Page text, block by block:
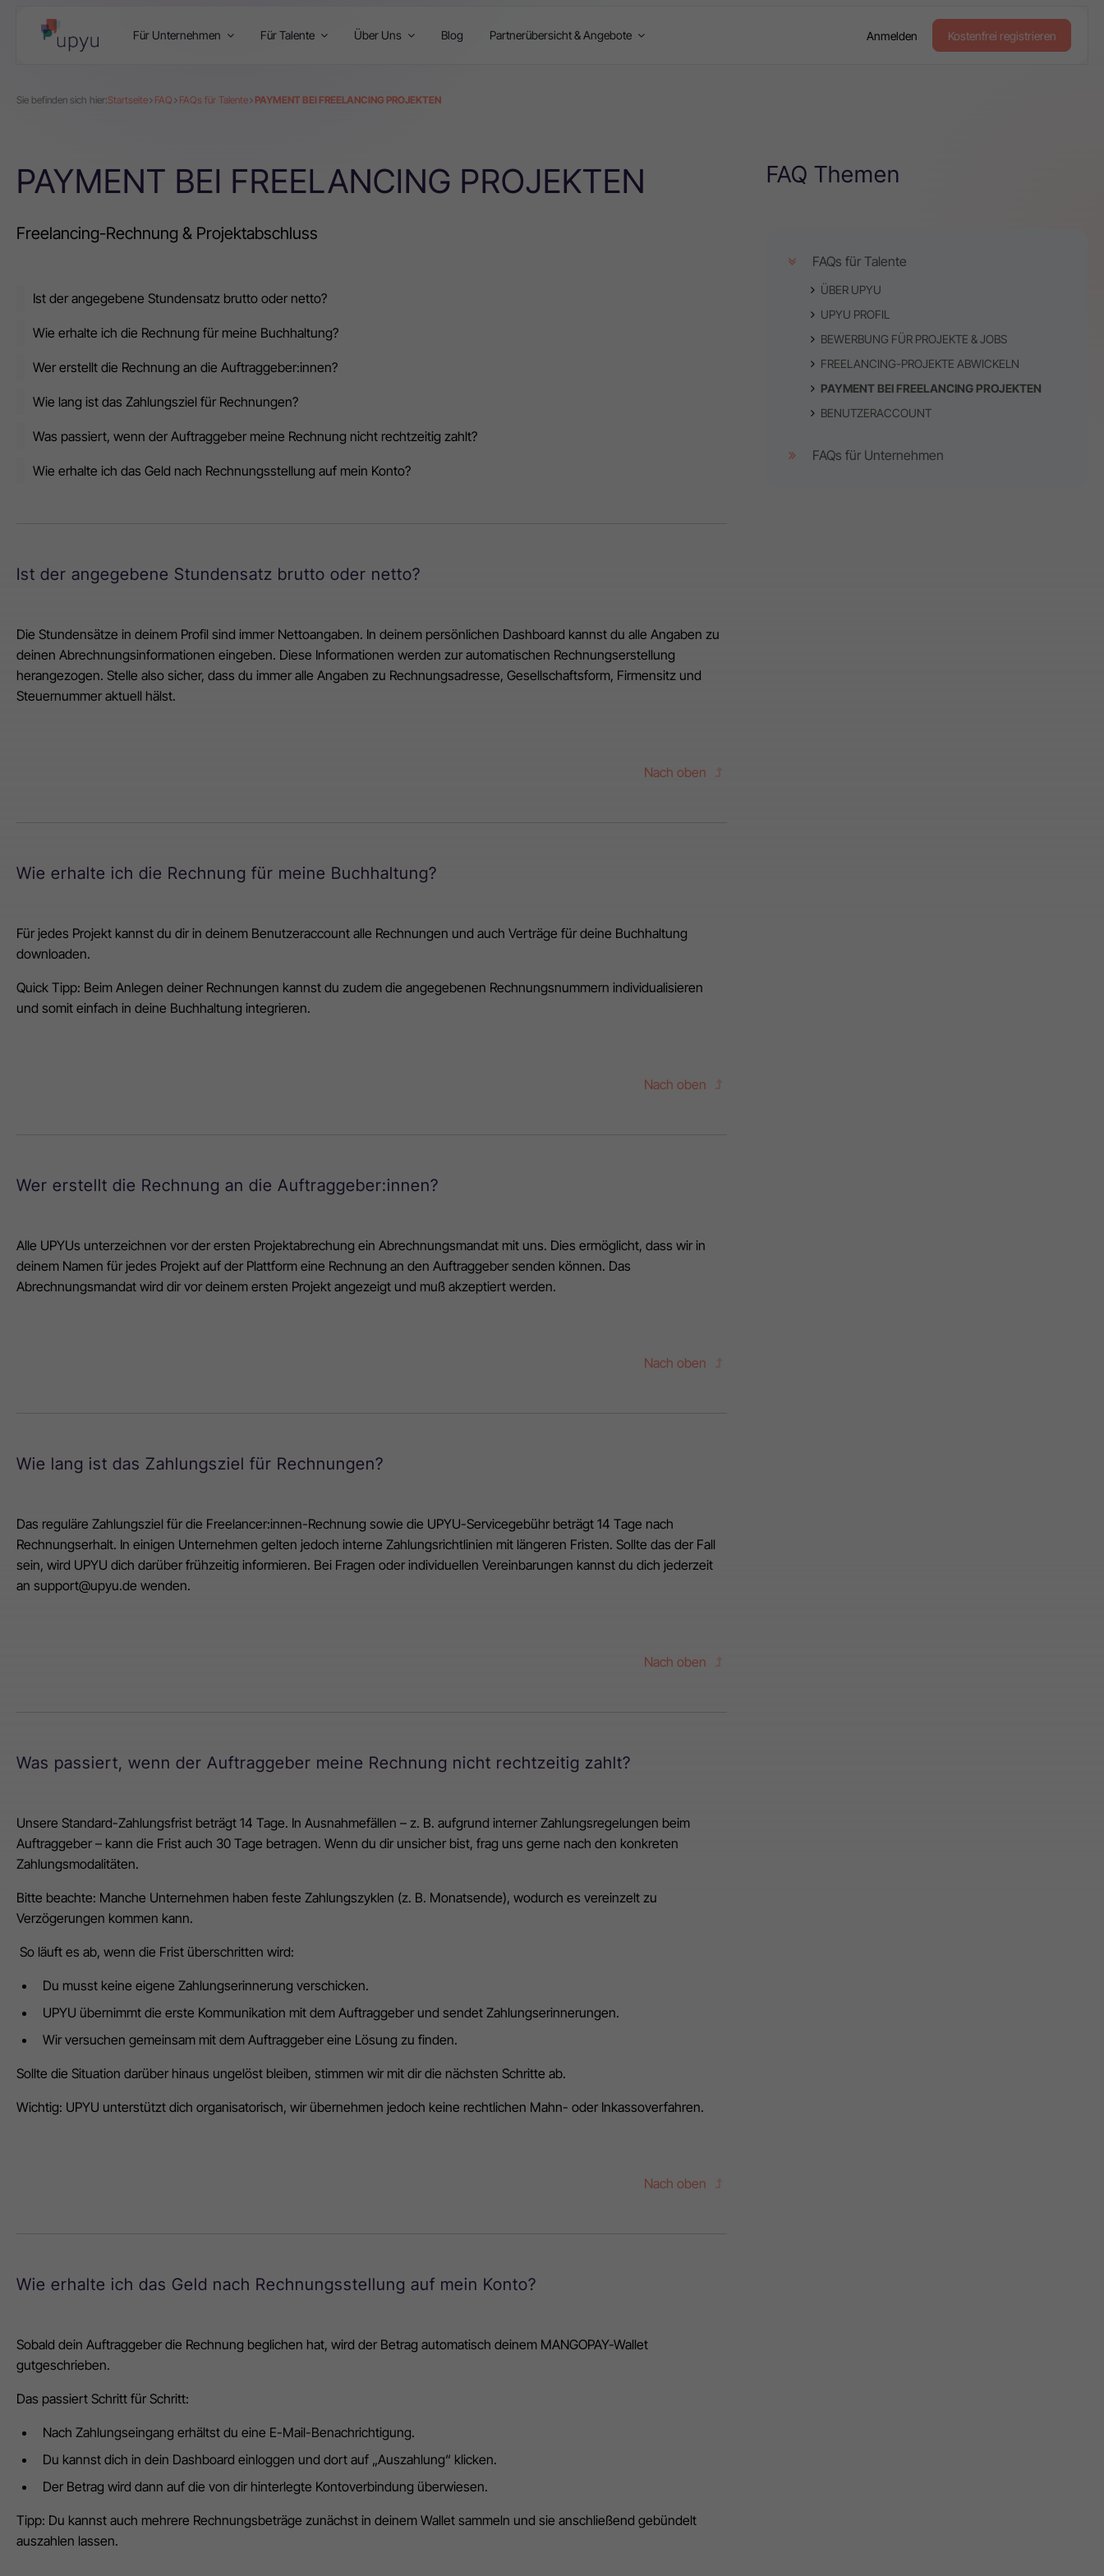
Für Unternehmen Für Talente Über Uns Blog Partnerübersicht & Angebote Anmelden Kostenfrei registrieren
Sie befinden sich hier:Startseite FAQ FAQs für Talente PAYMENT BEI FREELANCING PROJEKTEN
PAYMENT BEI FREELANCING PROJEKTEN
Freelancing-Rechnung & Projektabschluss
Ist der angegebene Stundensatz brutto oder netto?
Wie erhalte ich die Rechnung für meine Buchhaltung?
Wer erstellt die Rechnung an die Auftraggeber:innen?
Wie lang ist das Zahlungsziel für Rechnungen?
Was passiert, wenn der Auftraggeber meine Rechnung nicht rechtzeitig zahlt?
Wie erhalte ich das Geld nach Rechnungsstellung auf mein Konto?
Ist der angegebene Stundensatz brutto oder netto?
Die Stundensätze in deinem Profil sind immer Nettoangaben. In deinem persönlichen Dashboard kannst du alle Angaben zu
deinen Abrechnungsinformationen eingeben. Diese Informationen werden zur automatischen Rechnungserstellung
herangezogen. Stelle also sicher, dass du immer alle Angaben zu Rechnungsadresse, Gesellschaftsform, Firmensitz und
Steuernummer aktuell hälst.
Nach oben
Wie erhalte ich die Rechnung für meine Buchhaltung?
Für jedes Projekt kannst du dir in deinem Benutzeraccount alle Rechnungen und auch Verträge für deine Buchhaltung
downloaden.
Quick Tipp: Beim Anlegen deiner Rechnungen kannst du zudem die angegebenen Rechnungsnummern individualisieren
und somit einfach in deine Buchhaltung integrieren.
Nach oben
Wer erstellt die Rechnung an die Auftraggeber:innen?
Alle UPYUs unterzeichnen vor der ersten Projektabrechung ein Abrechnungsmandat mit uns. Dies ermöglicht, dass wir in
deinem Namen für jedes Projekt auf der Plattform eine Rechnung an den Auftraggeber senden können. Das
Abrechnungsmandat wird dir vor deinem ersten Projekt angezeigt und muß akzeptiert werden.
Nach oben
Wie lang ist das Zahlungsziel für Rechnungen?
Das reguläre Zahlungsziel für die Freelancer:innen-Rechnung sowie die UPYU-Servicegebühr beträgt 14 Tage nach
Rechnungserhalt. In einigen Unternehmen gelten jedoch interne Zahlungsrichtlinien mit längeren Fristen. Sollte das der Fall
sein, wird UPYU dich darüber frühzeitig informieren. Bei Fragen oder individuellen Vereinbarungen kannst du dich jederzeit
an support@upyu.de wenden.
Nach oben
Was passiert, wenn der Auftraggeber meine Rechnung nicht rechtzeitig zahlt?
Unsere Standard-Zahlungsfrist beträgt 14 Tage. In Ausnahmefällen – z. B. aufgrund interner Zahlungsregelungen beim
Auftraggeber – kann die Frist auch 30 Tage betragen. Wenn du dir unsicher bist, frag uns gerne nach den konkreten
Zahlungsmodalitäten.
Bitte beachte: Manche Unternehmen haben feste Zahlungszyklen (z. B. Monatsende), wodurch es vereinzelt zu
Verzögerungen kommen kann.
So läuft es ab, wenn die Frist überschritten wird:
Du musst keine eigene Zahlungserinnerung verschicken.
UPYU übernimmt die erste Kommunikation mit dem Auftraggeber und sendet Zahlungserinnerungen.
Wir versuchen gemeinsam mit dem Auftraggeber eine Lösung zu finden.
Sollte die Situation darüber hinaus ungelöst bleiben, stimmen wir mit dir die nächsten Schritte ab.
Wichtig: UPYU unterstützt dich organisatorisch, wir übernehmen jedoch keine rechtlichen Mahn- oder Inkassoverfahren.
Nach oben
Wie erhalte ich das Geld nach Rechnungsstellung auf mein Konto?
Sobald dein Auftraggeber die Rechnung beglichen hat, wird der Betrag automatisch deinem MANGOPAY-Wallet
gutgeschrieben.
Das passiert Schritt für Schritt:
Nach Zahlungseingang erhältst du eine E-Mail-Benachrichtigung.
Du kannst dich in dein Dashboard einloggen und dort auf „Auszahlung“ klicken.
Der Betrag wird dann auf die von dir hinterlegte Kontoverbindung überwiesen.
Tipp: Du kannst auch mehrere Rechnungsbeträge zunächst in deinem Wallet sammeln und sie anschließend gebündelt
auszahlen lassen.
FAQ Themen
FAQs für Talente
ÜBER UPYU
UPYU PROFIL
BEWERBUNG FÜR PROJEKTE & JOBS
FREELANCING-PROJEKTE ABWICKELN
PAYMENT BEI FREELANCING PROJEKTEN
BENUTZERACCOUNT
FAQs für Unternehmen